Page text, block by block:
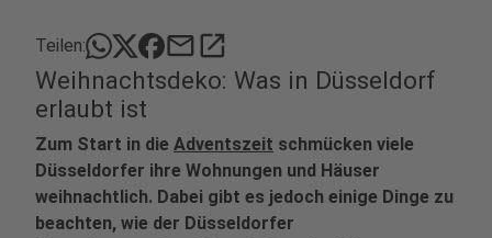
Teilen: mailopen_in_new
Weihnachtsdeko: Was in Düsseldorf
erlaubt ist
Zum Start in die Adventszeit schmücken viele
Düsseldorfer ihre Wohnungen und Häuser
weihnachtlich. Dabei gibt es jedoch einige Dinge zu
beachten, wie der Düsseldorfer